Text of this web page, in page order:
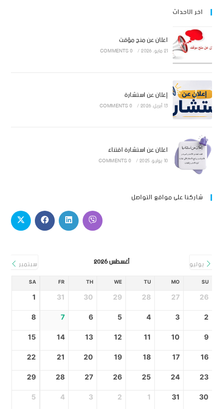
اخر الاحداث
اعلان عن منح مؤقت
21 مايو، 2026 /
0 COMMENTS
إعلان عن استشارة
13 أبريل، 2026 /
0 COMMENTS
اعلان عن استشارة اقتناء
10 يوليو، 2025 /
0 COMMENTS
شاركنا على مواقع التواصل
يوليو أغسطس 2026 سبتمبر
SU
MO
TU
WE
TH
FR
SA
26
27
28
29
30
31
1
2
3
4
5
6
7
8
9
10
11
12
13
14
15
16
17
18
19
20
21
22
23
24
25
26
27
28
29
30
31
1
2
3
4
5